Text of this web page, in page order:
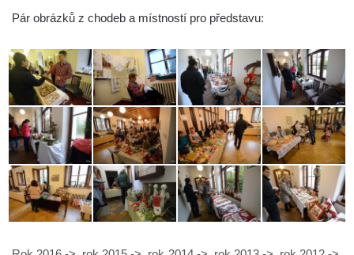
Pár obrázků z chodeb a místností pro představu: